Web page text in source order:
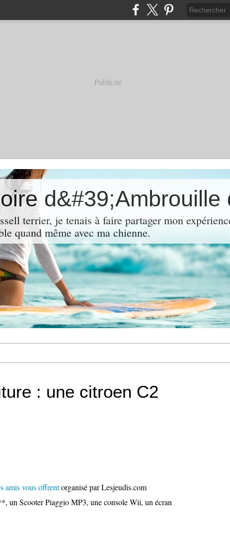
Publicité
terrier, je tenais à faire partager mon
quand même avec ma chienne.
: une citroen C2
amis vous offrentorganisé par Lesjeudis.com
un Scooter Piaggio MP3, une console Wii, un écran